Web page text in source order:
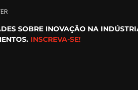
SOBRE INOVAÇÃO NA
INSCREVA-SE!